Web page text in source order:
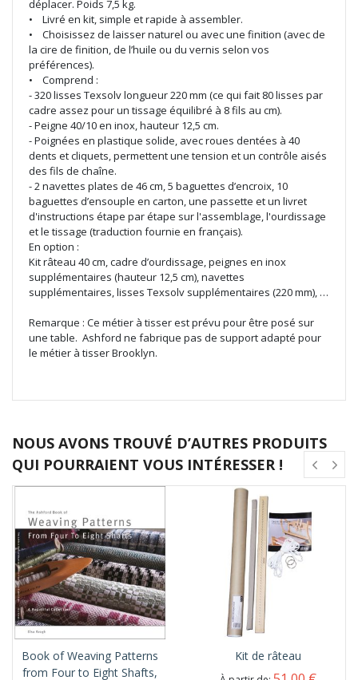
déplacer. Poids 7,5 kg.
• Livré en kit, simple et rapide à assembler.
• Choisissez de laisser naturel ou avec une finition (avec de
la cire de finition, de l’huile ou du vernis selon vos
préférences).
• Comprend :
- 320 lisses Texsolv longueur 220 mm (ce qui fait 80 lisses par
cadre assez pour un tissage équilibré à 8 fils au cm).
- Peigne 40/10 en inox, hauteur 12,5 cm.
- Poignées en plastique solide, avec roues dentées à 40
dents et cliquets, permettent une tension et un contrôle aisés
des fils de chaîne.
- 2 navettes plates de 46 cm, 5 baguettes d’encroix, 10
baguettes d’ensouple en carton, une passette et un livret
d'instructions étape par étape sur l'assemblage, l'ourdissage
et le tissage (traduction fournie en français).
En option :
Kit râteau 40 cm, cadre d’ourdissage, peignes en inox
supplémentaires (hauteur 12,5 cm), navettes
supplémentaires, lisses Texsolv supplémentaires (220 mm), …
Remarque : Ce métier à tisser est prévu pour être posé sur
une table. Ashford ne fabrique pas de support adapté pour
le métier à tisser Brooklyn.
NOUS AVONS TROUVÉ D’AUTRES PRODUITS
QUI POURRAIENT VOUS INTÉRESSER !
Book of Weaving Patterns
from Four to Eight Shafts,
Kit de râteau